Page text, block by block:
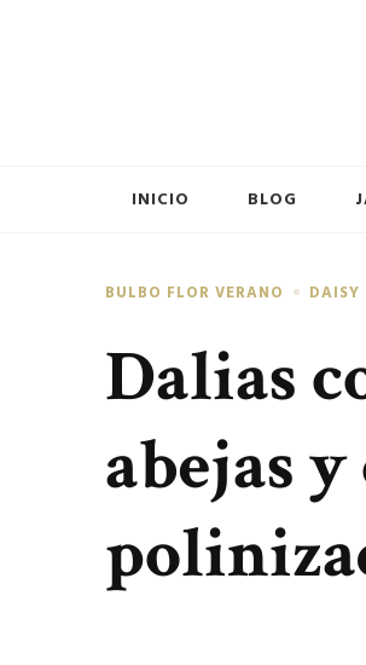
INICIO BLOG
BULBO FLOR VERANO DAISY
Dalias
abejas